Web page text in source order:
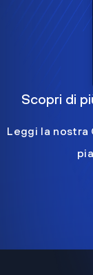
Scopri di
Leggi la